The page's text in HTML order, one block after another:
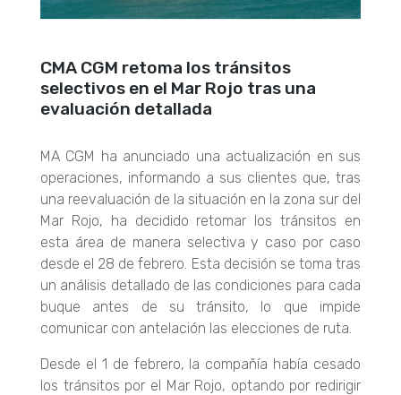
CMA CGM retoma los tránsitos
selectivos en el Mar Rojo tras una
evaluación detallada
MA CGM ha anunciado una actualización en sus
operaciones, informando a sus clientes que, tras
una reevaluación de la situación en la zona sur del
Mar Rojo, ha decidido retomar los tránsitos en
esta área de manera selectiva y caso por caso
desde el 28 de febrero. Esta decisión se toma tras
un análisis detallado de las condiciones para cada
buque antes de su tránsito, lo que impide
comunicar con antelación las elecciones de ruta.
Desde el 1 de febrero, la compañía había cesado
los tránsitos por el Mar Rojo, optando por redirigir